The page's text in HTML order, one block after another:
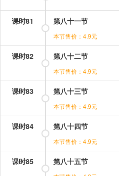
课时81 第八十一节
本节售价：4.9元
课时82 第八十二节
本节售价：4.9元
课时83 第八十三节
本节售价：4.9元
课时84 第八十四节
本节售价：4.9元
课时85 第八十五节